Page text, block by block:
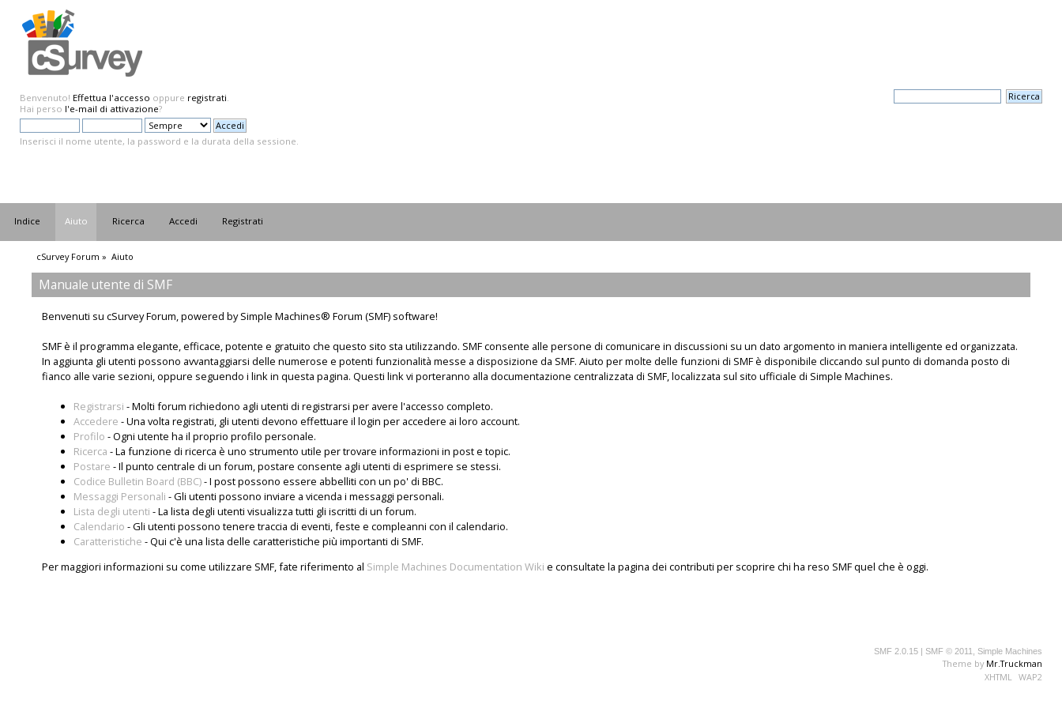
Benvenuto! Effettua l'accesso oppure registrati.
Hai perso l'e-mail di attivazione?
Inserisci il nome utente, la password e la durata della sessione.
Indice Aiuto Ricerca Accedi Registrati
cSurvey Forum » Aiuto
Manuale utente di SMF
Benvenuti su cSurvey Forum, powered by Simple Machines® Forum (SMF) software!
SMF è il programma elegante, efficace, potente e gratuito che questo sito sta utilizzando. SMF consente alle persone di comunicare in discussioni su un dato argomento in maniera intelligente ed organizzata.
In aggiunta gli utenti possono avvantaggiarsi delle numerose e potenti funzionalità messe a disposizione da SMF. Aiuto per molte delle funzioni di SMF è disponibile cliccando sul punto di domanda posto di
fianco alle varie sezioni, oppure seguendo i link in questa pagina. Questi link vi porteranno alla documentazione centralizzata di SMF, localizzata sul sito ufficiale di Simple Machines.
Registrarsi - Molti forum richiedono agli utenti di registrarsi per avere l'accesso completo.
Accedere - Una volta registrati, gli utenti devono effettuare il login per accedere ai loro account.
Profilo - Ogni utente ha il proprio profilo personale.
Ricerca - La funzione di ricerca è uno strumento utile per trovare informazioni in post e topic.
Postare - Il punto centrale di un forum, postare consente agli utenti di esprimere se stessi.
Codice Bulletin Board (BBC)- I post possono essere abbelliti con un po' di BBC.
Messaggi Personali - Gli utenti possono inviare a vicenda i messaggi personali.
Lista degli utenti - La lista degli utenti visualizza tutti gli iscritti di un forum.
Calendario - Gli utenti possono tenere traccia di eventi, feste e compleanni con il calendario.
Caratteristiche - Qui c'è una lista delle caratteristiche più importanti di SMF.
Per maggiori informazioni su come utilizzare SMF, fate riferimento al Simple Machines Documentation Wiki e consultate la pagina dei contributi per scoprire chi ha reso SMF quel che è oggi.
SMF 2.0.15 | SMF © 2011 Simple Machines
Theme by Mr.Truckman
XHTML WAP2